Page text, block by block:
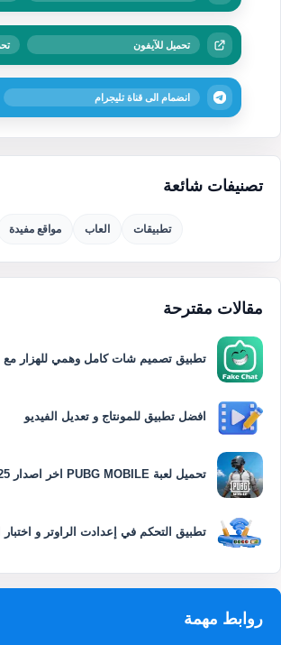
تصنيفات شائعة
تطبيقات العاب مواقع مفيدة
مقالات مقترحة
تطبيق تصميم شات كامل وهمي للهزار مع
افضل تطبيق للمونتاج و تعديل الفيديو
تحميل لعبة PUBG MOBILE اخر اصدار 2025
تطبيق التحكم في إعدادت الراوتر و
روابط مهمة
تحميل للآيفون
انضمام الى قناة تليجرام